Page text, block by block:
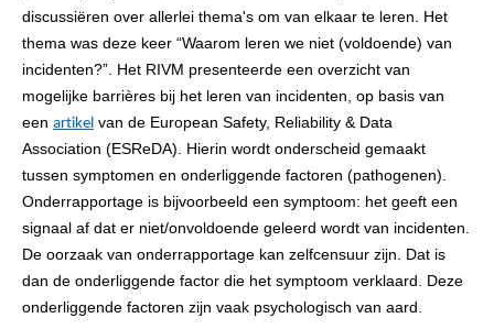
discussiëren over allerlei thema's om van elkaar te leren. Het
thema was deze keer “Waarom leren we niet (voldoende) van
incidenten?”. Het RIVM presenteerde een overzicht van
mogelijke barrières bij het leren van incidenten, op basis van
een artikel van de European Safety, Reliability & Data
Association (ESReDA). Hierin wordt onderscheid gemaakt
tussen symptomen en onderliggende factoren (pathogenen).
Onderrapportage is bijvoorbeeld een symptoom: het geeft een
signaal af dat er niet/onvoldoende geleerd wordt van incidenten.
De oorzaak van onderrapportage kan zelfcensuur zijn. Dat is
dan de onderliggende factor die het symptoom verklaard. Deze
onderliggende factoren zijn vaak psychologisch van aard.